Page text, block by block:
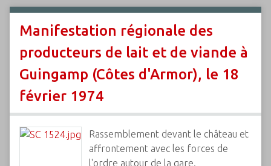
Manifestation régionale des
producteurs de lait et de viande à
Guingamp (Côtes d'Armor), le 18
février 1974
Rassemblement devant le château et
affrontement avec les forces de
l'ordre autour de la gare.